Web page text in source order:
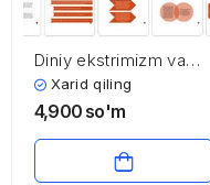
Diniy ekstrimizm va
fundamentalizm
Xarid qiling
4,900 so'm